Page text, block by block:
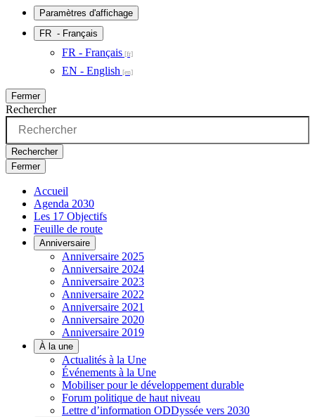
Paramètres d'affichage
FR - Français
FR - Français
EN - English
Fermer
Rechercher
Rechercher
Fermer
Accueil
Agenda 2030
Les 17 Objectifs
Feuille de route
Anniversaire
Anniversaire 2025
Anniversaire 2024
Anniversaire 2023
Anniversaire 2022
Anniversaire 2021
Anniversaire 2020
Anniversaire 2019
À la une
Actualités à la Une
Événements à la Une
Mobiliser pour le développement durable
Forum politique de haut niveau
Lettre d’information ODDyssée vers 2030